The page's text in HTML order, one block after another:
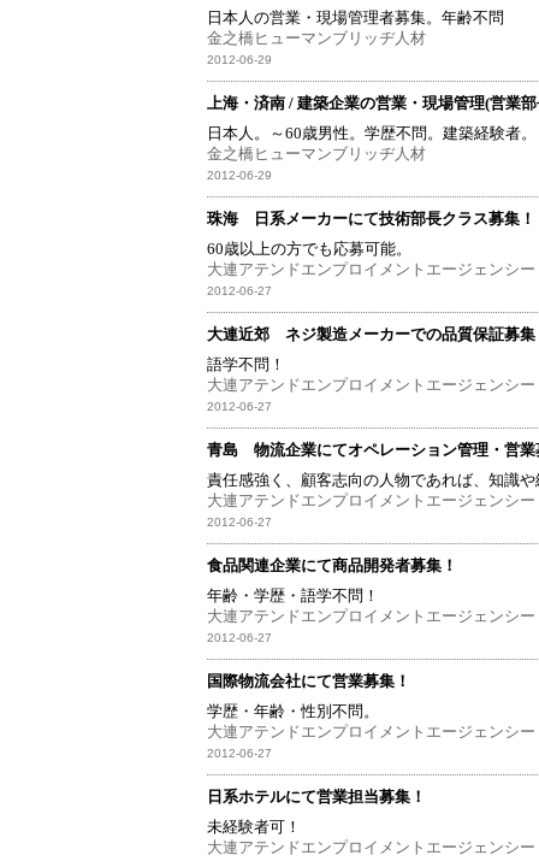
日本人の営業・現場管理者募集。年齢不問
金之橋ヒューマンブリッヂ人材
2012-06-29
上海・済南 / 建築企業の営業・現場管理(営業部
日本人。～60歳男性。学歴不問。建築経験者。
金之橋ヒューマンブリッヂ人材
2012-06-29
珠海 日系メーカーにて技術部長クラス募集！
60歳以上の方でも応募可能。
大連アテンドエンプロイメントエージェンシー
2012-06-27
大連近郊 ネジ製造メーカーでの品質保証募集
語学不問！
大連アテンドエンプロイメントエージェンシー
2012-06-27
青島 物流企業にてオペレーション管理・営業
責任感強く、顧客志向の人物であれば、知識や
大連アテンドエンプロイメントエージェンシー
2012-06-27
食品関連企業にて商品開発者募集！
年齢・学歴・語学不問！
大連アテンドエンプロイメントエージェンシー
2012-06-27
国際物流会社にて営業募集！
学歴・年齢・性別不問。
大連アテンドエンプロイメントエージェンシー
2012-06-27
日系ホテルにて営業担当募集！
未経験者可！
大連アテンドエンプロイメントエージェンシー